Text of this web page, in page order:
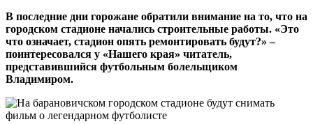
В последние дни горожане обратили внимание на то, что на
городском стадионе начались строительные работы. «Это
что означает, стадион опять ремонтировать будут?» –
поинтересовался у «Нашего края» читатель,
представившийся футбольным болельщиком
Владимиром.